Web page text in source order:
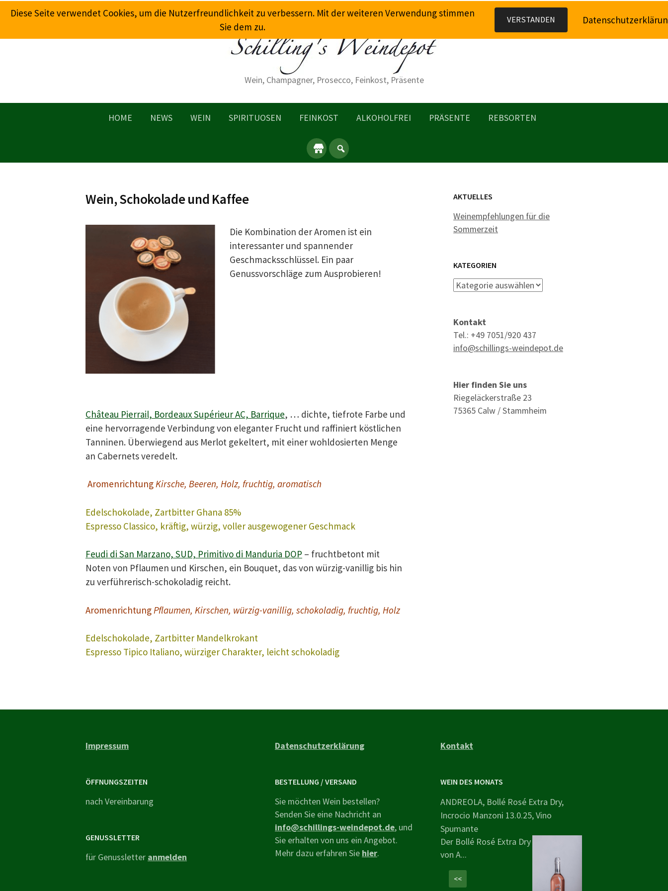
Springe
zum
Wein, Champagner, Prosecco, Feinkost, Präsente
HOME NEWS WEIN SPIRITUOSEN FEINKOST ALKOHOLFREI PRÄSENTE REBSORTEN
Wein, Schokolade und Kaffee
Die Kombination der Aromen ist ein
interessanter und spannender
Geschmacksschlüssel. Ein paar
Genussvorschläge zum Ausprobieren!
Château Pierrail, Bordeaux Supérieur AC, Barrique, … dichte, tiefrote Farbe und
eine hervorragende Verbindung von eleganter Frucht und raffiniert köstlichen
Tanninen. Überwiegend aus Merlot gekeltert, mit einer wohldosierten Menge
an Cabernets veredelt.
AromenrichtungKirsche, Beeren, Holz, fruchtig, aromatisch
Edelschokolade, Zartbitter Ghana 85%
Espresso Classico, kräftig, würzig, voller ausgewogener Geschmack
Feudi di San Marzano, SUD, Primitivo di Manduria DOP – fruchtbetont mit
Noten von Pflaumen und Kirschen, ein Bouquet, das von würzig-vanillig bis hin
zu verführerisch-schokoladig reicht.
Aromenrichtung Pflaumen, Kirschen, würzig-vanillig, schokoladig, fruchtig, Holz
Edelschokolade, Zartbitter Mandelkrokant
Espresso Tipico Italiano, würziger Charakter, leicht schokoladig
AKTUELLES
Weinempfehlungen für die
Sommerzeit
KATEGORIEN
Kategorien
Kontakt
Tel.: +49 7051/920 437
info@schillings-weindepot.de
Hier finden Sie uns
Riegeläckerstraße 23
75365 Calw / Stammheim
Impressum
ÖFFNUNGSZEITEN
nach Vereinbarung
GENUSSLETTER
für Genussletter anmelden
Datenschutzerklärung
BESTELLUNG / VERSAND
Sie möchten Wein bestellen?
Senden Sie eine Nachricht an
info@schillings-weindepot.de, und
Sie erhalten von uns ein Angebot.
Mehr dazu erfahren Sie hier.
Kontakt
WEIN DES MONATS
ANDREOLA, Bollé Rosé Extra Dry,
Incrocio Manzoni 13.0.25, Vino
Spumante
Der Bollé Rosé Extra Dry
von A...
<<
Diese Seite verwendet Cookies, um die Nutzerfreundlichkeit zu verbessern. Mit der weiteren Verwendung stimmen
Sie dem zu.
VERSTANDEN